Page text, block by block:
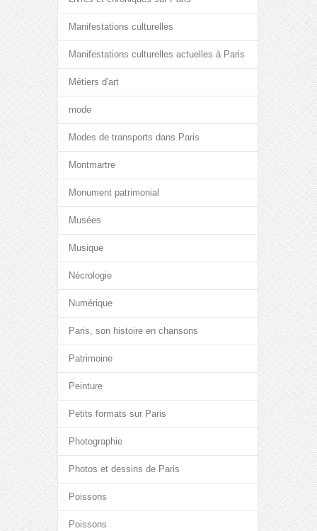
Manifestations culturelles
Manifestations culturelles actuelles à Paris
Métiers d'art
mode
Modes de transports dans Paris
Montmartre
Monument patrimonial
Musées
Musique
Nécrologie
Numérique
Paris, son histoire en chansons
Patrimoine
Peinture
Petits formats sur Paris
Photographie
Photos et dessins de Paris
Poissons
Poissons